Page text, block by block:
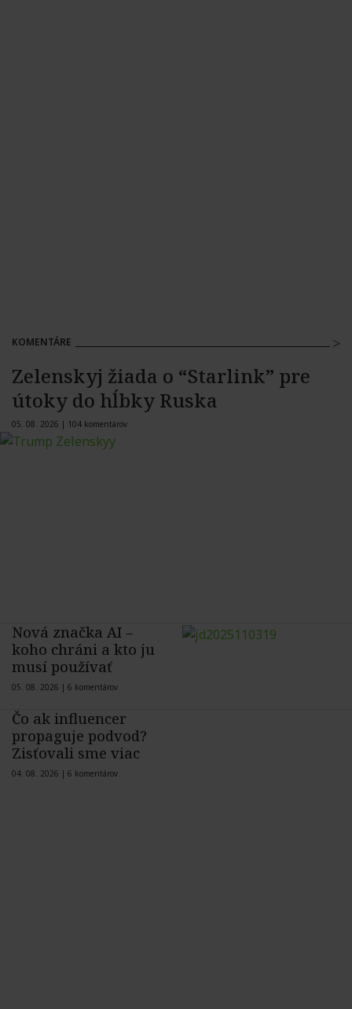
KOMENTÁRE
Zelenskyj žiada o “Starlink” pre
útoky do hĺbky Ruska
05. 08. 2026 | 104 komentárov
Nová značka AI –
koho chráni a kto ju
musí používať
05. 08. 2026 | 6 komentárov
Čo ak influencer
propaguje podvod?
Zisťovali sme viac
04. 08. 2026 | 6 komentárov